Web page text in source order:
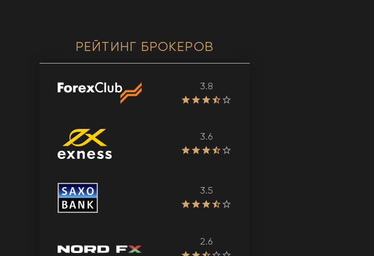
РЕЙТИНГ БРОКЕРОВ
3.8
3.6
3.5
2.6